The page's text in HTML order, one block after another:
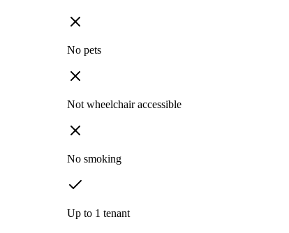
No pets
Not wheelchair accessible
No smoking
Up to 1 tenant